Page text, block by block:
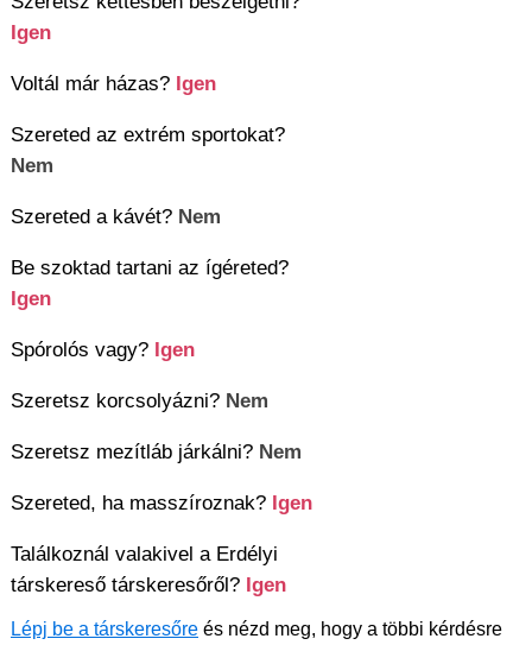
Igen
Voltál már házas? Igen
Szereted az extrém sportokat?
Nem
Szereted a kávét? Nem
Be szoktad tartani az ígéreted?
Igen
Spórolós vagy? Igen
Szeretsz korcsolyázni? Nem
Szeretsz mezítláb járkálni? Nem
Szereted, ha masszíroznak? Igen
Találkoznál valakivel a Erdélyi
társkereső társkeresőről? Igen
Lépj be a társkeresőre és nézd meg, hogy a többi kérdésre